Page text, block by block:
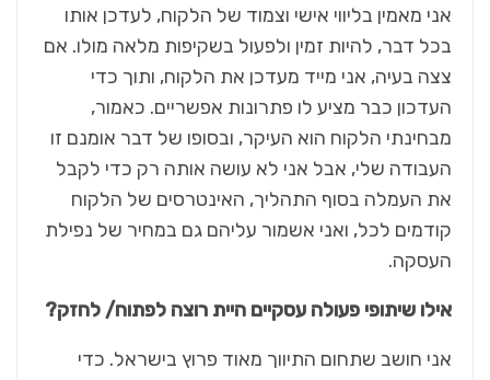
אני מאמין בליווי אישי וצמוד של הלקוח, לעדכן אותו
בכל דבר, להיות זמין ולפעול בשקיפות מלאה מולו. אם
צצה בעיה, אני מייד מעדכן את הלקוח, ותוך כדי
העדכון כבר מציע לו פתרונות אפשריים. כאמור,
מבחינתי הלקוח הוא העיקר, ובסופו של דבר אומנם זו
העבודה שלי, אבל אני לא עושה אותה רק כדי לקבל
את העמלה בסוף התהליך, האינטרסים של הלקוח
קודמים לכל, ואני אשמור עליהם גם במחיר של נפילת
העסקה.
אילו שיתופי פעולה עסקיים היית רוצה לפתוח/ לחזק?
אני חושב שתחום התיווך מאוד פרוץ בישראל. כדי